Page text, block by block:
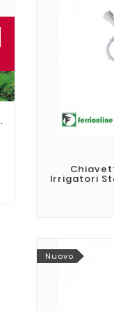
Irrigatori da
come si
In questa guida
mostreremo i
per installare
Irrigatori
Nuovo